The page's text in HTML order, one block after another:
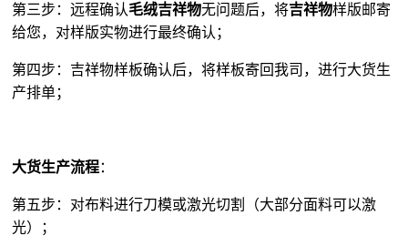
第三步：远程确认毛绒吉祥物无问题后，将吉祥物样版邮寄
给您，对样版实物进行最终确认；
第四步：吉祥物样板确认后，将样板寄回我司，进行大货生
产排单；
大货生产流程：
第五步：对布料进行刀模或激光切割（大部分面料可以激
光）；